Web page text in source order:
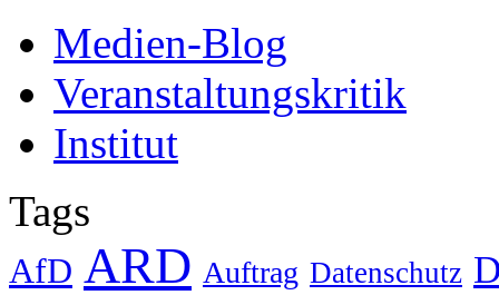
Medien-Blog
Veranstaltungskritik
Institut
Tags
AfD ARD Auftrag Datenschutz